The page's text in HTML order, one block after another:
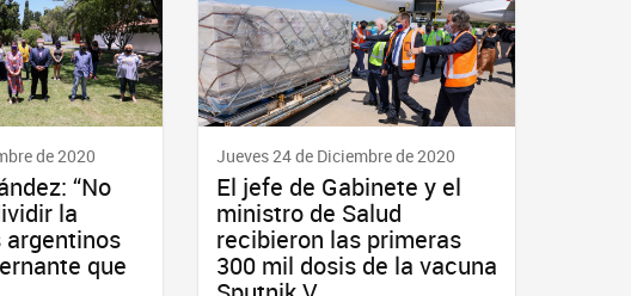
de 2020
“No
la
argentinos
que
Jueves 24 de Diciembre de 2020
El jefe de Gabinete y el
ministro de Salud
recibieron las primeras
300 mil dosis de la vacuna